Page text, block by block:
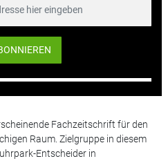
Fachzeitschrift für den
Raum. Zielgruppe in diesem
Entscheider in